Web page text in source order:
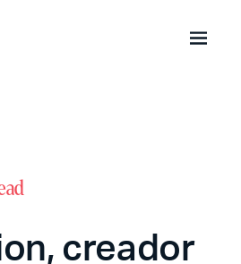
creador